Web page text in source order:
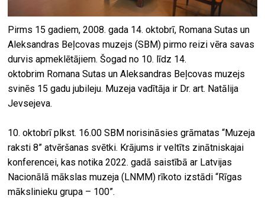
Pirms 15 gadiem, 2008. gada 14. oktobrī, Romana Sutas un
Aleksandras Beļcovas muzejs (SBM) pirmo reizi vēra savas
durvis apmeklētājiem. Šogad no 10. līdz 14.
oktobrim Romana Sutas un Aleksandras Beļcovas muzejs
svinēs 15 gadu jubileju. Muzeja vadītāja ir Dr. art. Natālija
Jevsejeva.
10. oktobrī plkst. 16.00 SBM norisināsies grāmatas “Muzeja
raksti 8” atvēršanas svētki. Krājums ir veltīts zinātniskajai
konferencei, kas notika 2022. gadā saistībā ar Latvijas
Nacionālā mākslas muzeja (LNMM) rīkoto izstādi “Rīgas
mākslinieku grupa – 100”.